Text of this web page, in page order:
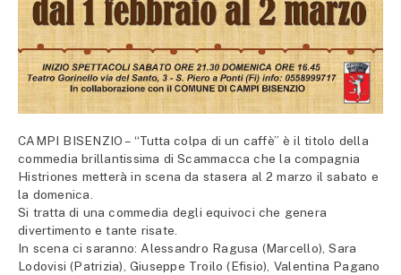
CAMPI BISENZIO – “Tutta colpa di un caffè” è il titolo della
commedia brillantissima di Scammacca che la compagnia
Histriones metterà in scena da stasera al 2 marzo il sabato e
la domenica.
Si tratta di una commedia degli equivoci che genera
divertimento e tante risate.
In scena ci saranno: Alessandro Ragusa (Marcello), Sara
Lodovisi (Patrizia), Giuseppe Troilo (Efisio), Valentina Pagano